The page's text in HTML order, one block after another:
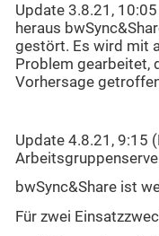
Update 3.8.21,
heraus
gestört. Es wird mit
Problem gearbeitet,
Vorhersage
Update 4.8.21, 9:15
bwSync&Share ist
Für zwei